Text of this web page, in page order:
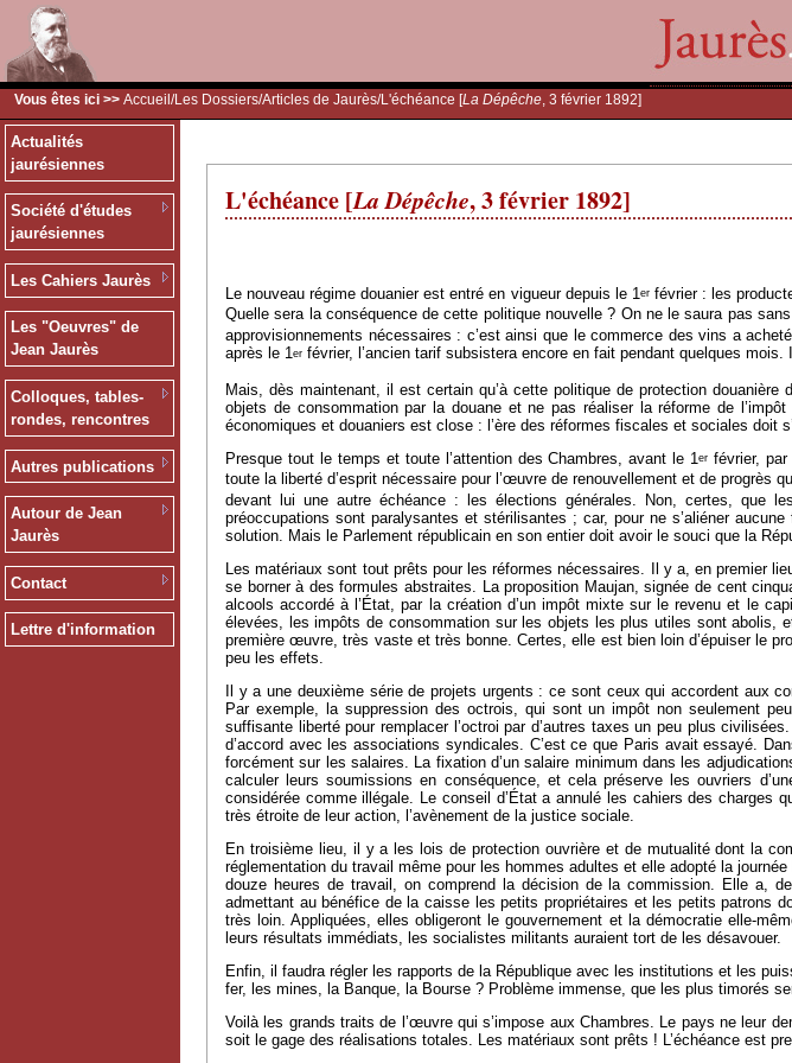
Vous êtes ici >> Accueil /Les Dossiers/Articles de Jaurès/L'échéance [La Dépêche, 3 février 1892]
Actualités
jaurésiennes
Société d'études
jaurésiennes
Les Cahiers Jaurès
Les "Oeuvres" de
Jean Jaurès
Colloques, tables-
rondes, rencontres
Autres publications
Autour de Jean
Jaurès
Contact
Lettre d'information
L'échéance [La Dépêche, 3 février 1892]
Le nouveau régime douanier est entré en vigueur depuis le 1 erfévrier : les
Quelle sera la conséquence de cette politique nouvelle ? On ne le saura pas
approvisionnements nécessaires : c’est ainsi que le commerce des vins a
après le 1 er février, l’ancien tarif subsistera encore en fait pendant quelques
Mais, dès maintenant, il est certain qu’à cette politique de protection douanière
objets de consommation par la douane et ne pas réaliser la réforme de
économiques et douaniers est close : l’ère des réformes fiscales et sociales doit
Presque tout le temps et toute l’attention des Chambres, avant le 1er février,
toute la liberté d’esprit nécessaire pour l’œuvre de renouvellement et de progrès
devant lui une autre échéance : les élections générales. Non, certes, que
préoccupations sont paralysantes et stérilisantes ; car, pour ne s’aliéner
solution. Mais le Parlement républicain en son entier doit avoir le souci que la
Les matériaux sont tout prêts pour les réformes nécessaires. Il y a, en premier
se borner à des formules abstraites. La proposition Maujan, signée de cent
alcools accordé à l’État, par la création d’un impôt mixte sur le revenu et le
élevées, les impôts de consommation sur les objets les plus utiles sont abolis,
première œuvre, très vaste et très bonne. Certes, elle est bien loin d’épuiser le
peu les effets.
Il y a une deuxième série de projets urgents : ce sont ceux qui accordent aux
Par exemple, la suppression des octrois, qui sont un impôt non seulement
suffisante liberté pour remplacer l’octroi par d’autres taxes un peu plus
d’accord avec les associations syndicales. C’est ce que Paris avait essayé.
forcément sur les salaires. La fixation d’un salaire minimum dans les
calculer leurs soumissions en conséquence, et cela préserve les ouvriers
considérée comme illégale. Le conseil d’État a annulé les cahiers des
très étroite de leur action, l’avènement de la justice sociale.
En troisième lieu, il y a les lois de protection ouvrière et de mutualité dont la
réglementation du travail même pour les hommes adultes et elle adopté la
douze heures de travail, on comprend la décision de la commission. Elle a,
admettant au bénéfice de la caisse les petits propriétaires et les petits patrons
très loin. Appliquées, elles obligeront le gouvernement et la démocratie elle-
leurs résultats immédiats, les socialistes militants auraient tort de les désavouer.
Enfin, il faudra régler les rapports de la République avec les institutions et les
fer, les mines, la Banque, la Bourse ? Problème immense, que les plus timorés
Voilà les grands traits de l’œuvre qui s’impose aux Chambres. Le pays ne leur
soit le gage des réalisations totales. Les matériaux sont prêts ! L’échéance est